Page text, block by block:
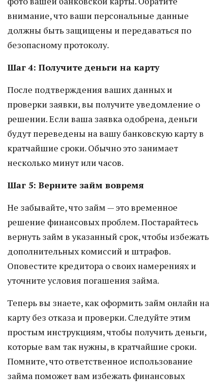
внимание, что ваши персональные данные
должны быть защищены и передаваться по
безопасному протоколу.
Шаг 4: Получите деньги на карту
После подтверждения ваших данных и
проверки заявки, вы получите уведомление о
решении. Если ваша заявка одобрена, деньги
будут переведены на вашу банковскую карту в
кратчайшие сроки. Обычно это занимает
несколько минут или часов.
Шаг 5: Верните займ вовремя
Не забывайте, что займ — это временное
решение финансовых проблем. Постарайтесь
вернуть займ в указанный срок, чтобы избежать
дополнительных комиссий и штрафов.
Оповестите кредитора о своих намерениях и
уточните условия погашения займа.
Теперь вы знаете, как оформить займ онлайн на
карту без отказа и проверки. Следуйте этим
простым инструкциям, чтобы получить деньги,
которые вам так нужны, в кратчайшие сроки.
Помните, что ответственное использование
займа поможет вам избежать финансовых